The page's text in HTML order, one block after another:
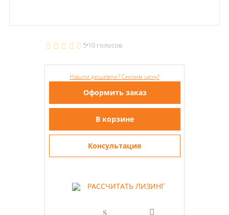
5 10 голосов
Нашли дешевле? Снизим цену!
Оформить заказ
В корзине
Консультация
РАССЧИТАТЬ ЛИЗИНГ